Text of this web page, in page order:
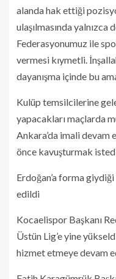
alanda hak ettiği
ulaşılmasında
Federasyonumuz ile
vermesi kıymetli.
dayanışma içinde bu
Kulüp temsilcilerine
yapacakları maçlarda
Ankara’da imali
önce kavuşturmak
Erdoğan’a forma
edildi
Kocaelispor Başkanı
Üstün Lig’e yine
hizmet etmeye devam